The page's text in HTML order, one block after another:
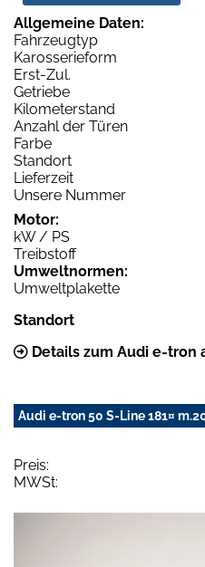
Allgemeine Daten:
Fahrzeugtyp
Karosserieform
Erst-Zul.
Getriebe
Kilometerstand
Anzahl der Türen
Farbe
Standort
Lieferzeit
Unsere Nummer
Motor:
kW / PS
Treibstoff
Umweltnormen:
Umweltplakette
Standort
Details zum Audi e-tron
Audi e-tron 50 S-Line 181¤
Preis:
MWSt: